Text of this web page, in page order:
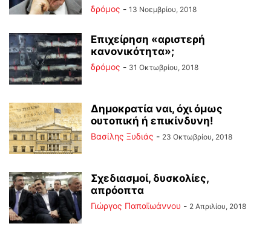
δρόμος - 13 Νοεμβρίου, 2018
Επιχείρηση «αριστερή
κανονικότητα»;
δρόμος - 31 Οκτωβρίου, 2018
Δημοκρατία ναι, όχι όμως
ουτοπική ή επικίνδυνη!
Βασίλης Ξυδιάς - 23 Οκτωβρίου, 2018
Σχεδιασμοί, δυσκολίες,
απρόοπτα
Γιώργος Παπαϊωάννου - 2 Απριλίου, 2018